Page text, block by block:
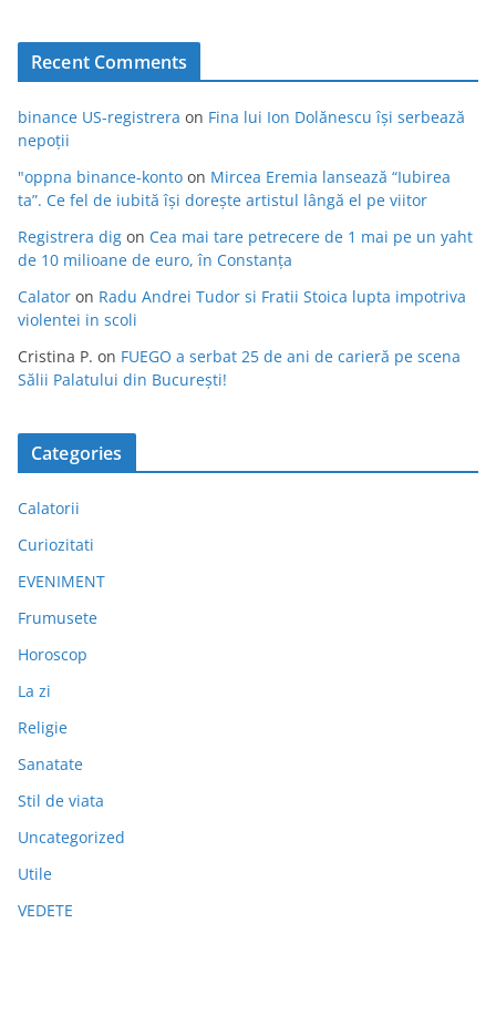
Recent Comments
binance US-registrera on Fina lui Ion Dolănescu își serbează
nepoții
"oppna binance-konto on Mircea Eremia lansează “Iubirea
ta”. Ce fel de iubită își dorește artistul lângă el pe viitor
Registrera dig on Cea mai tare petrecere de 1 mai pe un yaht
de 10 milioane de euro, în Constanța
Calator on Radu Andrei Tudor si Fratii Stoica lupta impotriva
violentei in scoli
Cristina P. on FUEGO a serbat 25 de ani de carieră pe scena
Sălii Palatului din București!
Categories
Calatorii
Curiozitati
EVENIMENT
Frumusete
Horoscop
La zi
Religie
Sanatate
Stil de viata
Uncategorized
Utile
VEDETE